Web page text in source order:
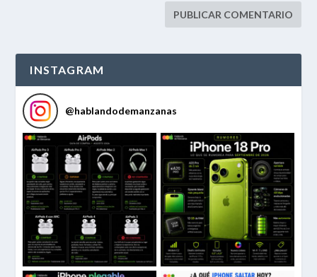
INSTAGRAM
@hablandodemanzanas